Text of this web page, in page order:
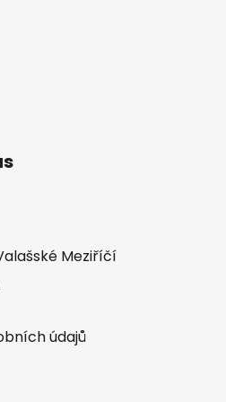
Meziříčí
údajů